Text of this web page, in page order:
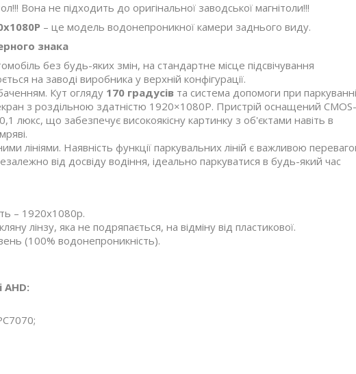
Вона не підходить до оригінальної заводської магнітоли!!!
– це модель водонепроникної камери заднього виду.
знака
без будь-яких змін, на стандартне місце підсвічування
на заводі виробника у верхній конфігурації.
Кут огляду 170 градусів та система допомоги при
з роздільною здатністю 1920×1080P. Пристрій оснащений CMOS-
люкс, що забезпечує високоякісну картинку з об'єктами навіть в
лініями. Наявність функції паркувальних ліній є важливою
від досвіду водіння, ідеально паркуватися в будь-який час
– 1920x1080p.
лінзу, яка не подряпається, на відміну від пластикової.
(100% водонепроникність).